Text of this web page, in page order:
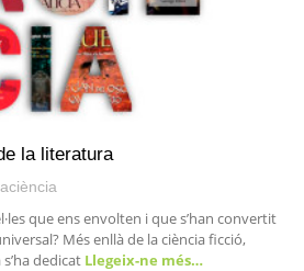
la literatura
que ens envolten i que s’han convertit
Més enllà de la ciència ficció,
dedicat Llegeix-ne més…